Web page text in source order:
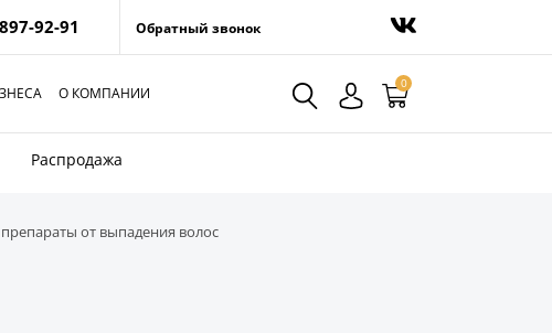
92-91 Обратный звонок
0
О КОМПАНИИ
Распродажа
от выпадения волос